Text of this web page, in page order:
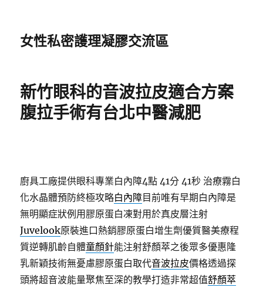
女性私密護理凝膠交流區
新竹眼科的音波拉皮適合方案
腹拉手術有台北中醫減肥
廚具工廠提供眼科專業白內障4點 41分 41秒 治療霧白
化水晶體預防終極攻略白內障目前唯有早期白內障是
無明顯症狀例用膠原蛋白凍對用於真皮層注射
Juvelook原裝進口熱銷膠原蛋白增生劑優質醫美療程
質逆轉肌齡自體童顏針能注射舒顏萃之後眾多優惠隆
乳新穎技術無憂慮膠原蛋白取代音波拉皮價格透過探
頭將超音波能量聚焦至深的教學打造非常超值舒顏萃